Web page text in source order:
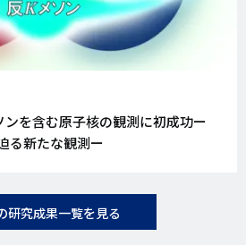
を含む原子核の観測に初成功ー
る新たな観測ー
研究成果一覧を見る